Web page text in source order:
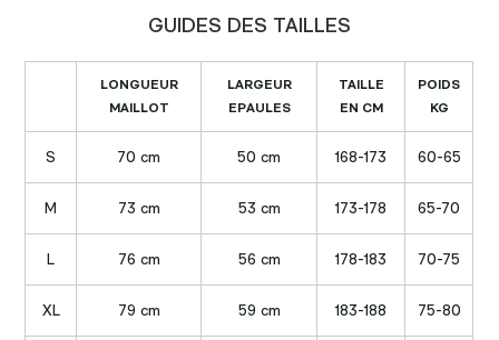
GUIDES DES TAILLES
LONGUEUR
MAILLOT
LARGEUR
EPAULES
TAILLE
EN CM
POIDS
KG
S 70 cm 50 cm 168-173 60-65
M 73 cm 53 cm 173-178 65-70
L 76 cm 56 cm 178-183 70-75
XL 79 cm 59 cm 183-188 75-80